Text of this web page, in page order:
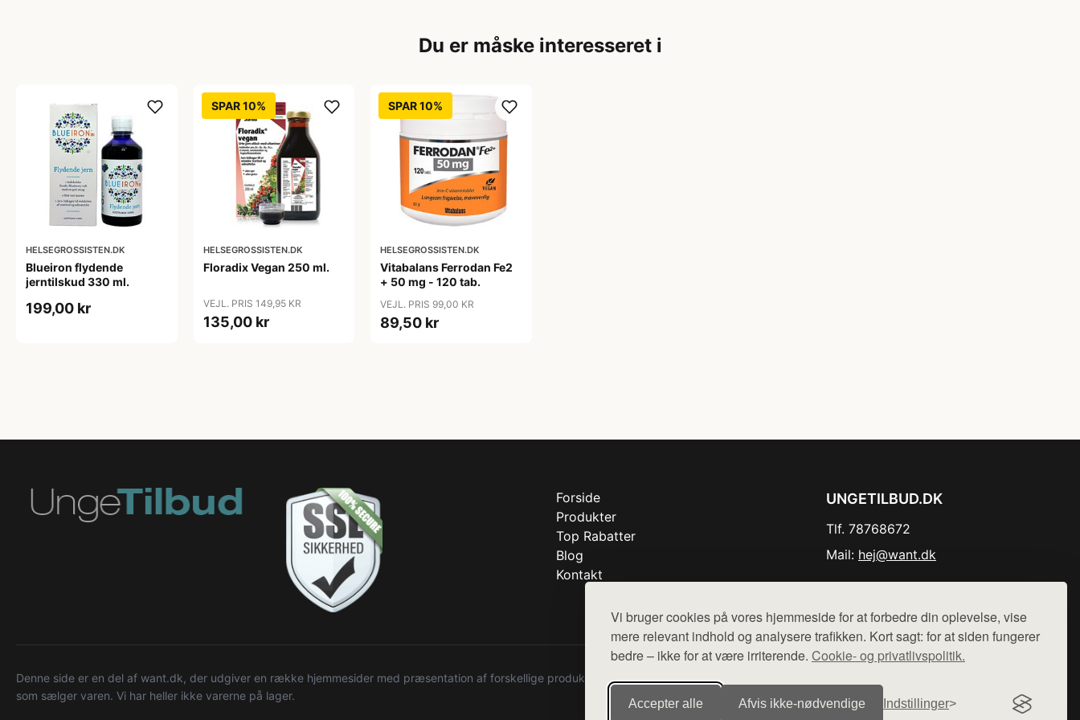
Vi bruger cookies på vores hjemmeside for at forbedre din oplevelse, vise
mere relevant indhold og analysere trafikken. Kort sagt: for at siden fungerer
bedre – ikke for at være irriterende. Cookie- og privatlivspolitik.
Accepter alle Afvis ikke‑nødvendige Indstillinger
Du er måske interesseret i
HELSEGROSSISTEN.DK
Blueiron flydende
jerntilskud 330 ml.
199,00 kr
SPAR 10%
HELSEGROSSISTEN.DK
Floradix Vegan 250 ml.
VEJL. PRIS 149,95 KR
135,00 kr
SPAR 10%
HELSEGROSSISTEN.DK
Vitabalans Ferrodan Fe2
+ 50 mg - 120 tab.
VEJL. PRIS 99,00 KR
89,50 kr
Forside
Produkter
Top Rabatter
Blog
Kontakt
UNGETILBUD.DK
Tlf. 78768672
Mail: hej@want.dk
Denne side er en del af want.dk, der udgiver en række hjemmesider med præsentation af forskellige produkter fra diverse webshops. Der sælges ikke varer fra denne side - vi henviser til de shops,
som sælger varen. Vi har heller ikke varerne på lager.